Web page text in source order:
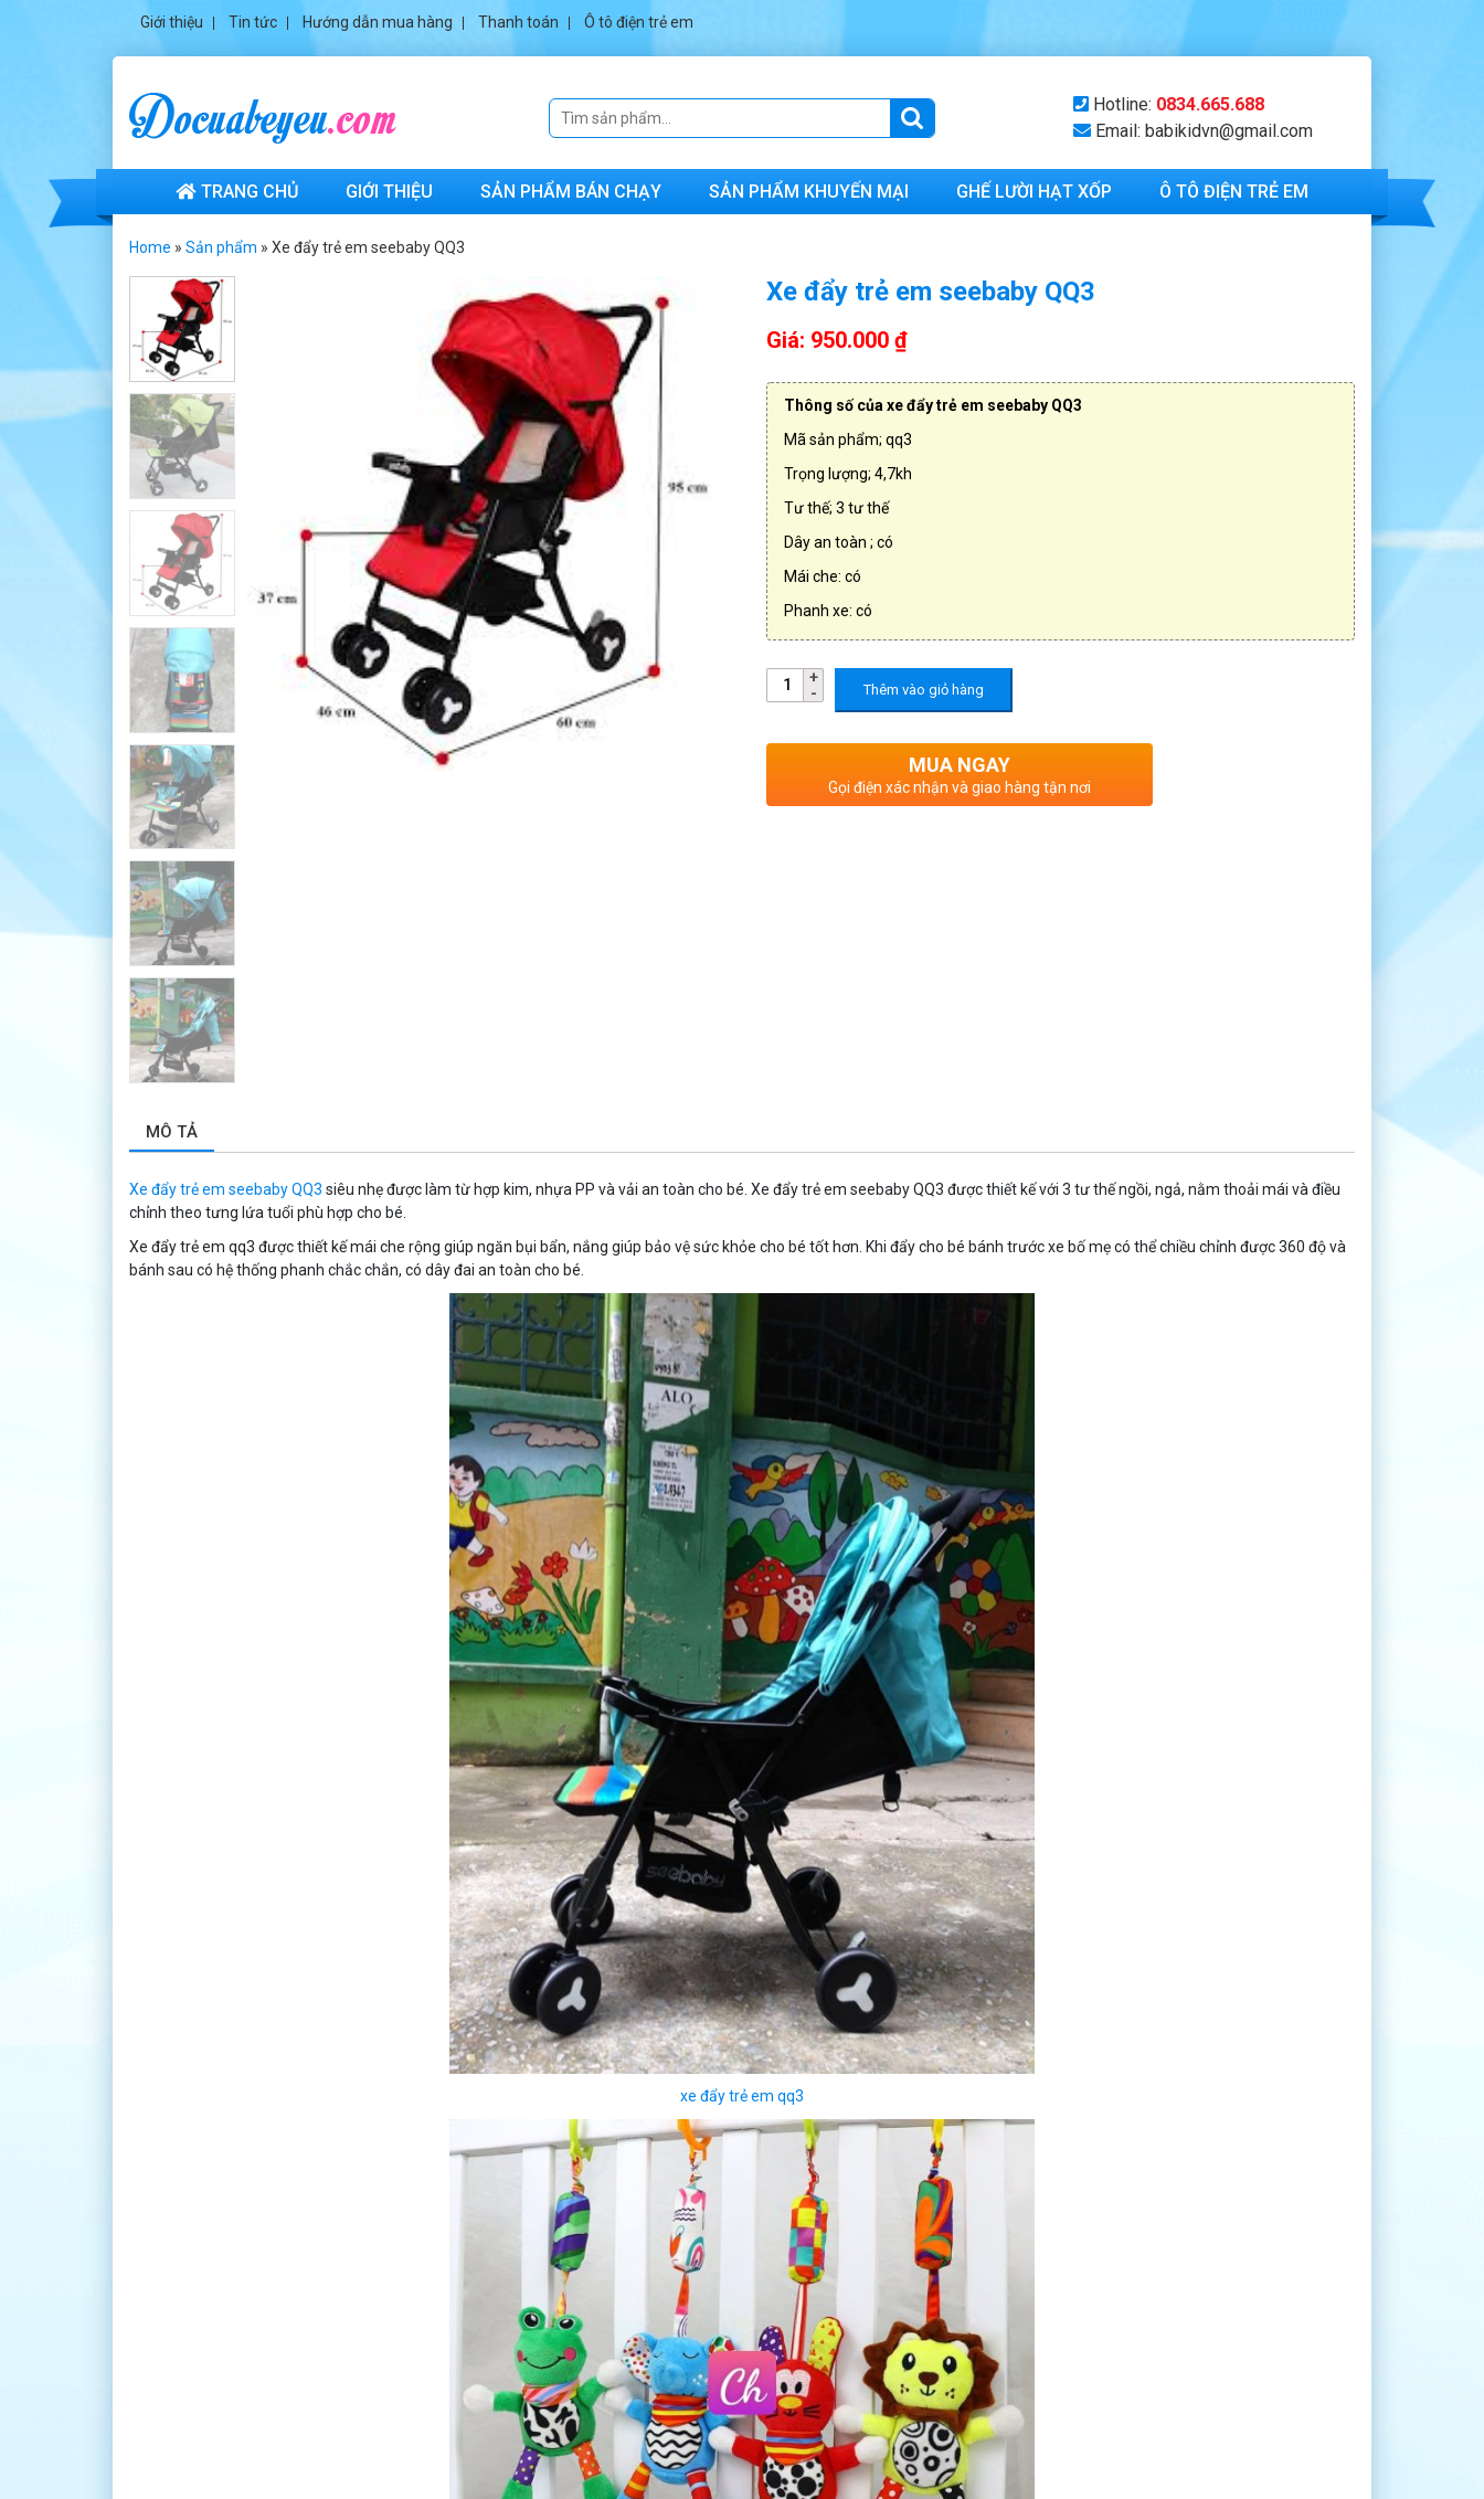
Giới thiệu Tin tức Hướng dẫn mua hàng Thanh toán Ô tô điện trẻ em
Hotline: 0834.665.688
Email: babikidvn@gmail.com
TRANG CHỦ GIỚI THIỆU SẢN PHẨM BÁN CHẠY SẢN PHẨM KHUYẾN MẠI GHẾ LƯỜI HẠT XỐP Ô TÔ ĐIỆN TRẺ EM
Home » Sản phẩm » Xe đẩy trẻ em seebaby QQ3
Xe đẩy trẻ em seebaby QQ3
Giá: 950.000 ₫
Thông số của xe đẩy trẻ em seebaby QQ3
Mã sản phẩm; qq3
Trọng lượng; 4,7kh
Tư thế; 3 tư thế
Dây an toàn ; có
Mái che: có
Phanh xe: có
Thêm vào giỏ hàng
MUA NGAY
Gọi điện xác nhận và giao hàng tận nơi
MÔ TẢ
Xe đẩy trẻ em seebaby QQ3 siêu nhẹ được làm từ hợp kim, nhựa PP và vải an toàn cho bé. Xe đẩy trẻ em seebaby QQ3 được thiết kế với 3 tư thế ngồi, ngả, nằm thoải mái và điều
chỉnh theo tưng lứa tuổi phù hợp cho bé.
Xe đẩy trẻ em qq3 được thiết kế mái che rộng giúp ngăn bụi bẩn, nắng giúp bảo vệ sức khỏe cho bé tốt hơn. Khi đẩy cho bé bánh trước xe bố mẹ có thể chiều chỉnh được 360 độ và
bánh sau có hệ thống phanh chắc chắn, có dây đai an toàn cho bé.
xe đẩy trẻ em qq3